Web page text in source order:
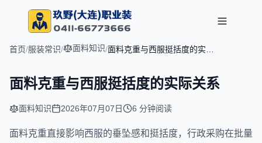
首页/服装常识/ 面料知识/面料克重与西服挺括度的实际
面料克重与西服挺括度的实际关系
面料知识 2026年07月07日 6 分钟阅读
文章摘要：
面料克重直接影响西服的垂坠感和挺括度，行政采购在批量